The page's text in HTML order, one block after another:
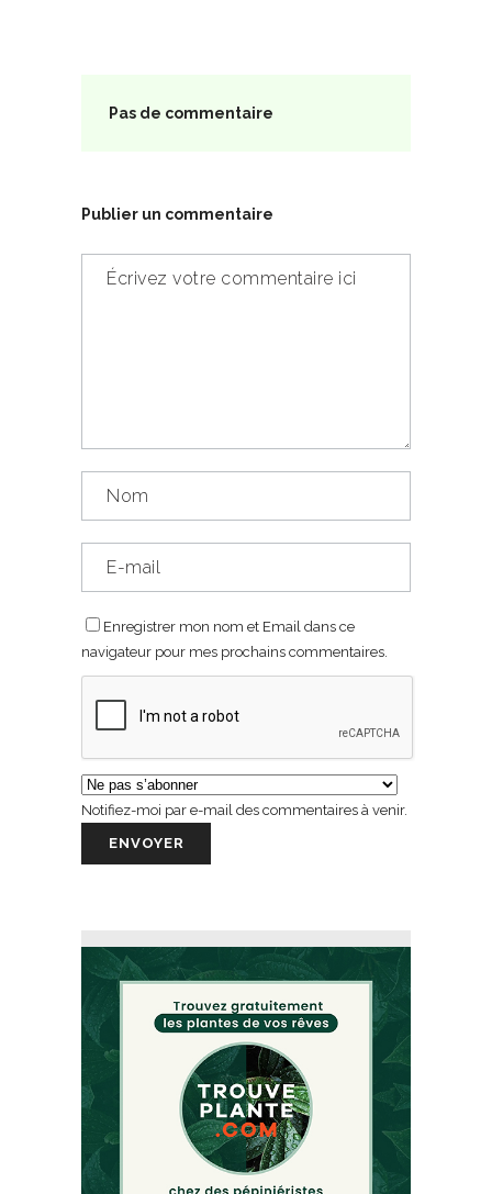
Pas de commentaire
Publier un commentaire
Enregistrer mon nom et Email dans ce
navigateur pour mes prochains commentaires.
Notifiez-moi par e-mail des commentaires à venir.